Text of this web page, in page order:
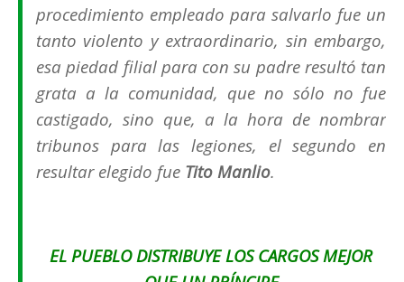
procedimiento empleado para salvarlo fue un
tanto violento y extraordinario, sin embargo,
esa piedad filial para con su padre resultó tan
grata a la comunidad, que no sólo no fue
castigado, sino que, a la hora de nombrar
tribunos para las legiones, el segundo en
resultar elegido fue Tito Manlio.
EL PUEBLO DISTRIBUYE LOS CARGOS MEJOR